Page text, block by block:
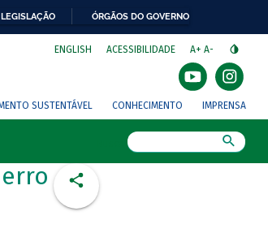
LEGISLAÇÃO ÓRGÃOS DO GOVERNO
ENGLISH ACESSIBILIDADE A+ A-
SUSTENTÁVEL CONHECIMENTO IMPRENSA